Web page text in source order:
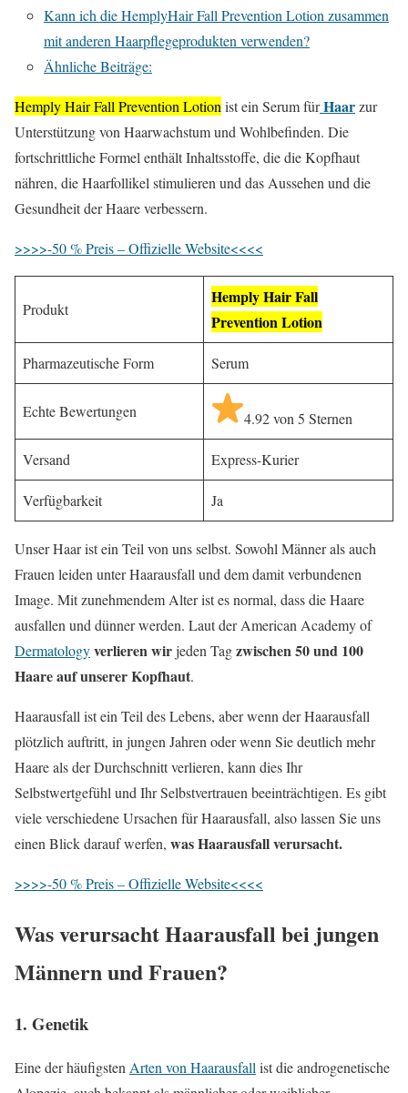
Kann ich die HemplyHair Fall Prevention Lotion zusammen
mit anderen Haarpflegeprodukten verwenden?
Ähnliche Beiträge:
Hemply Hair Fall Prevention Lotion ist ein Serum fürHaarzur
Unterstützung von Haarwachstum und Wohlbefinden. Die
fortschrittliche Formel enthält Inhaltsstoffe, die die Kopfhaut
nähren, die Haarfollikel stimulieren und das Aussehen und die
Gesundheit der Haare verbessern.
>>>>-50 % Preis – Offizielle Website<<<<
Produkt
Hemply Hair Fall
Prevention Lotion
Pharmazeutische Form Serum
Echte Bewertungen 4.92 von 5 Sternen
Versand Express-Kurier
Verfügbarkeit Ja
Unser Haar ist ein Teil von uns selbst. Sowohl Männer als auch
Frauen leiden unter Haarausfall und dem damit verbundenen
Image. Mit zunehmendem Alter ist es normal, dass die Haare
ausfallen und dünner werden. Laut der American Academy of
Dermatologyverlieren wirjeden Tagzwischen 50 und 100
Haare auf unserer Kopfhaut.
Haarausfall ist ein Teil des Lebens, aber wenn der Haarausfall
plötzlich auftritt, in jungen Jahren oder wenn Sie deutlich mehr
Haare als der Durchschnitt verlieren, kann dies Ihr
Selbstwertgefühl und Ihr Selbstvertrauen beeinträchtigen. Es gibt
viele verschiedene Ursachen für Haarausfall, also lassen Sie uns
einen Blick darauf werfen, was Haarausfall verursacht.
>>>>-50 % Preis – Offizielle Website<<<<
Was verursacht Haarausfall bei jungen
Männern und Frauen?
1. Genetik
Eine der häufigstenArten von Haarausfallist die androgenetische